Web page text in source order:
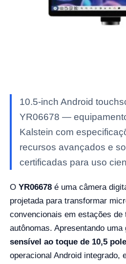
10.5-inch Android
YR06678 —
Kalstein com
recursos avançados e
certificadas para uso
O YR06678 é uma câmera
projetada para transformar
convencionais em estações de
autônomas. Apresentando uma
sensível ao toque de 10,5
operacional Android integrado,